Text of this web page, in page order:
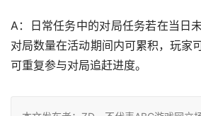
A：日常任务中的对局任务若在当日
对局数量在活动期间内可累积，玩家
可重复参与对局追赶进度。